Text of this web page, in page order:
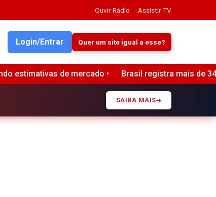
Ouvir Rádio Assistir TV
Login/Entrar Quer um site igual a esse?
Brasil registra mais de 34 bilhões de tentativas de
SAIBA MAIS